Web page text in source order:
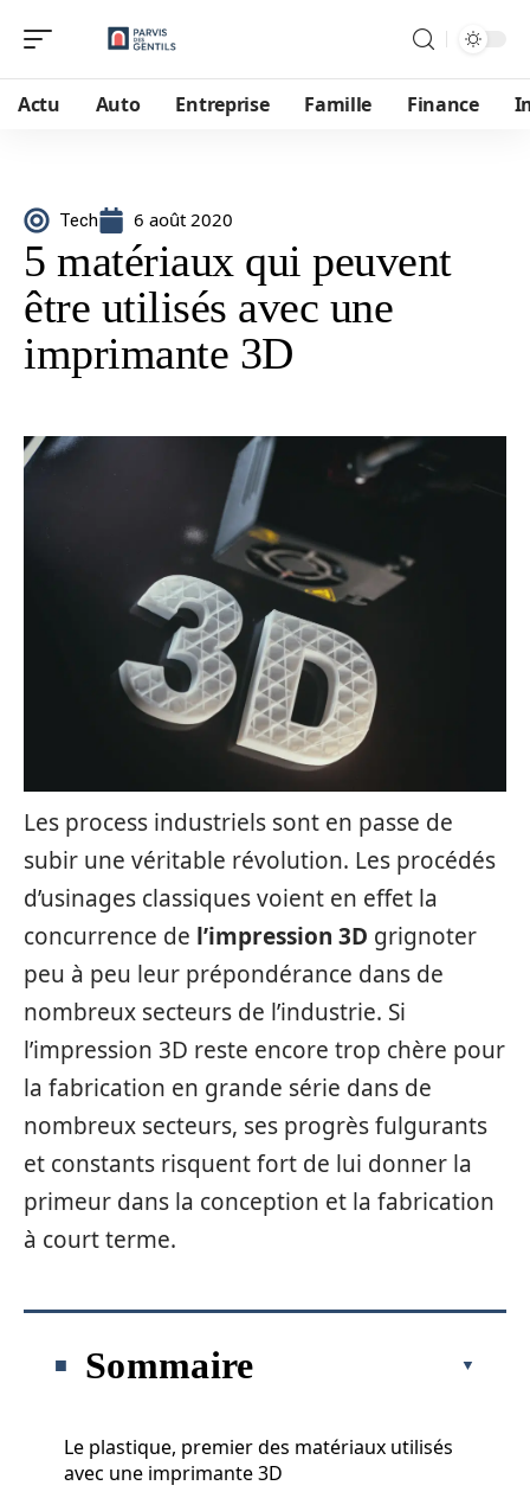
Actu Auto Entreprise Famille Finance
Tech 6 août 2020
5 matériaux qui peuvent
être utilisés avec une
imprimante 3D
Les process industriels sont en passe de
subir une véritable révolution. Les procédés
d’usinages classiques voient en effet la
concurrence de l’impression 3D grignoter
peu à peu leur prépondérance dans de
nombreux secteurs de l’industrie. Si
l’impression 3D reste encore trop chère pour
la fabrication en grande série dans de
nombreux secteurs, ses progrès fulgurants
et constants risquent fort de lui donner la
primeur dans la conception et la fabrication
à court terme.
Sommaire
Le plastique, premier des matériaux utilisés
avec une imprimante 3D